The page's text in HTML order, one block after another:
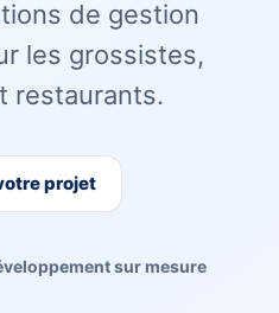
de gestion
les grossistes,
restaurants.
projet
sur mesure